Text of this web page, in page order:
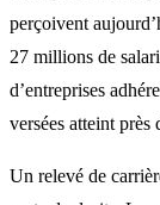
perçoivent
27 millions de
d’entreprises
versées atteint près
Un relevé de